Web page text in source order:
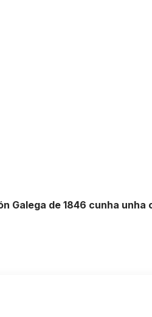
Galega de 1846 cunha